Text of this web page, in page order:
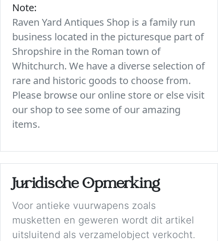
Note:
Raven Yard Antiques Shop is a family run
business located in the picturesque part of
Shropshire in the Roman town of
Whitchurch. We have a diverse selection of
rare and historic goods to choose from.
Please browse our online store or else visit
our shop to see some of our amazing
items.
Juridische Opmerking
Voor antieke vuurwapens zoals
musketten en geweren wordt dit artikel
uitsluitend als verzamelobject verkocht.